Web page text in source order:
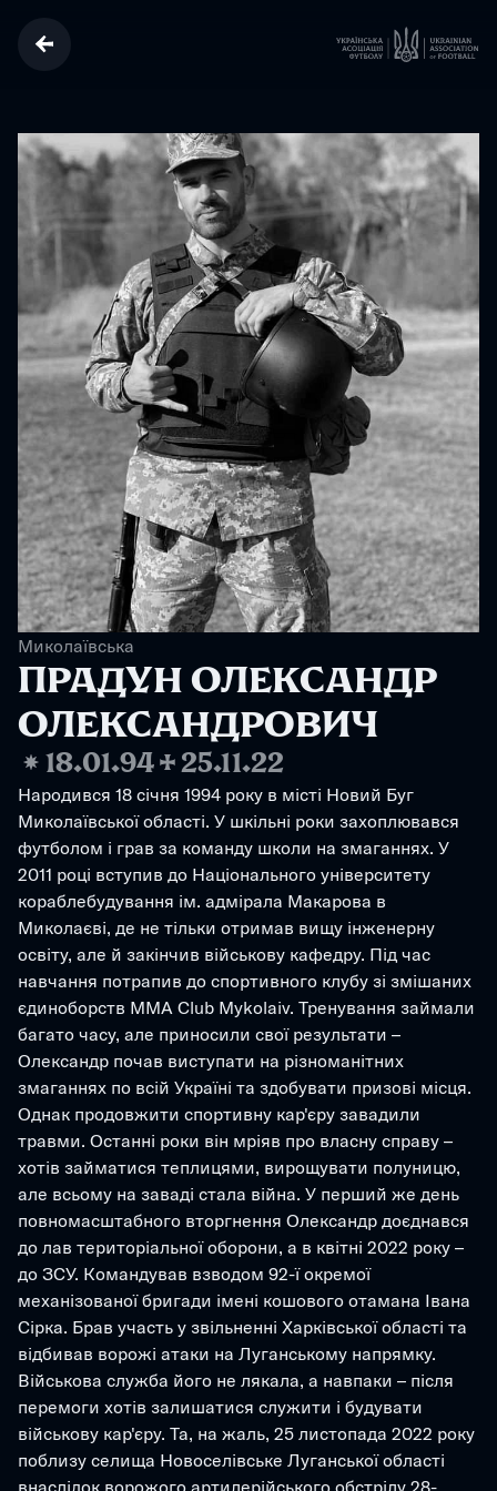
Миколаївська
ПРАДУН ОЛЕКСАНДР
ОЛЕКСАНДРОВИЧ
❋ 18.01.94✢25.11.22
Народився 18 січня 1994 року в місті Новий Буг
Миколаївської області. У шкільні роки захоплювався
футболом і грав за команду школи на змаганнях. У
2011 році вступив до Національного університету
кораблебудування ім. адмірала Макарова в
Миколаєві, де не тільки отримав вищу інженерну
освіту, але й закінчив військову кафедру. Під час
навчання потрапив до спортивного клубу зі змішаних
єдиноборств MMA Club Mykolaiv. Тренування займали
багато часу, але приносили свої результати –
Олександр почав виступати на різноманітних
змаганнях по всій Україні та здобувати призові місця.
Однак продовжити спортивну кар'єру завадили
травми. Останні роки він мріяв про власну справу –
хотів займатися теплицями, вирощувати полуницю,
але всьому на заваді стала війна. У перший же день
повномасштабного вторгнення Олександр доєднався
до лав територіальної оборони, а в квітні 2022 року –
до ЗСУ. Командував взводом 92-ї окремої
механізованої бригади імені кошового отамана Івана
Сірка. Брав участь у звільненні Харківської області та
відбивав ворожі атаки на Луганському напрямку.
Військова служба його не лякала, а навпаки – після
перемоги хотів залишатися служити і будувати
військову кар'єру. Та, на жаль, 25 листопада 2022 року
поблизу селища Новоселівське Луганської області
внаслідок ворожого артилерійського обстрілу 28-